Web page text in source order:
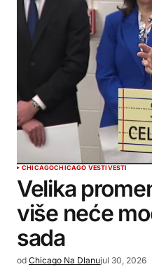
CHICAGOCHICAGO VESTIVESTI
Velika
više neće
sada
od Chicago Na Dlanujul 30, 2026